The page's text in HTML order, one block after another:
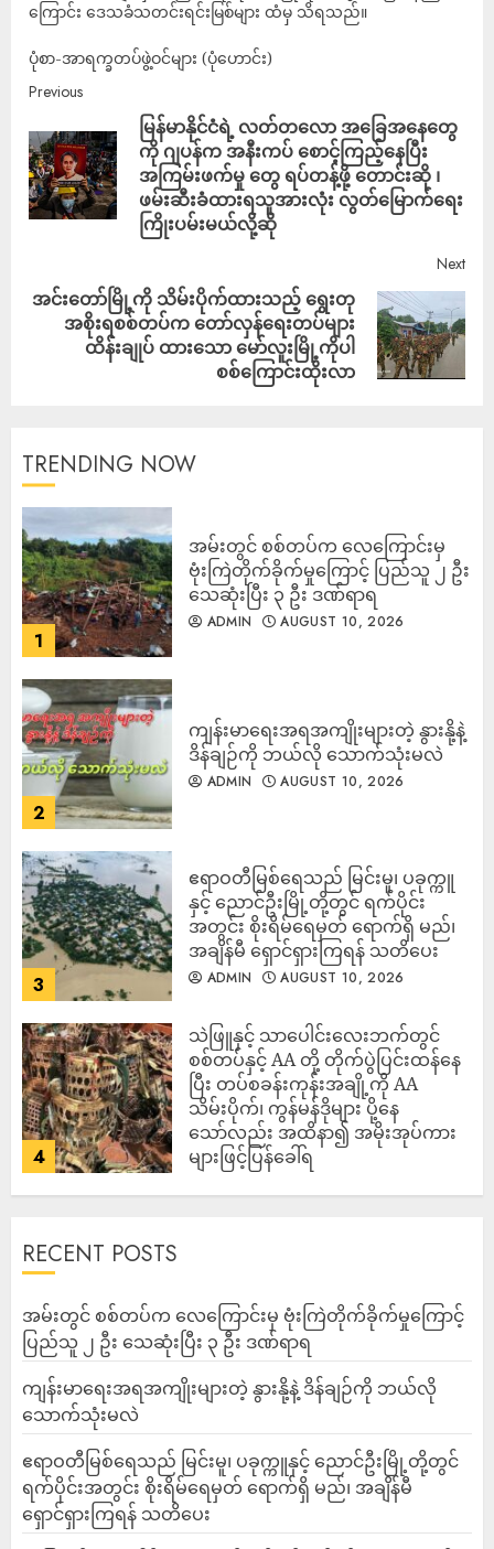
ကြောင်း ဒေသခံသတင်းရင်းမြစ်များ ထံမှ သိရသည်။
ပုံစာ-အာရက္ခတပ်ဖွဲ့ဝင်များ (ပုံဟောင်း)
Previous
မြန်မာနိုင်ငံရဲ့ လတ်တလော အခြေအနေတွေ
ကို ဂျပန်က အနီးကပ် စောင့်ကြည့်နေပြီး
အကြမ်းဖက်မှု တွေ ရပ်တန့်ဖို့ တောင်းဆို ၊
ဖမ်းဆီးခံထားရသူအားလုံး လွတ်မြောက်ရေး
ကြိုးပမ်းမယ်လို့ဆို
Next
အင်းတော်မြို့ကို သိမ်းပိုက်ထားသည့် ရွေးတု
အစိုးရစစ်တပ်က တော်လှန်ရေးတပ်များ
ထိန်းချုပ် ထားသော မော်လူးမြို့ကိုပါ
စစ်ကြောင်းထိုးလာ
TRENDING NOW
1
‎အမ်းတွင် စစ်တပ်က လေကြောင်းမှ
ဗုံးကြဲတိုက်ခိုက်မှုကြောင့် ပြည်သူ ၂ ဦး
သေဆုံးပြီး ၃ ဦး ဒဏ်ရာရ
ADMIN AUGUST 10, 2026
2
ကျန်းမာရေးအရအကျိုးများတဲ့ နွားနို့နဲ့
ဒိန်ချဉ်ကို ဘယ်လို သောက်သုံးမလဲ
ADMIN AUGUST 10, 2026
3
ဧရာဝတီမြစ်ရေသည် မြင်းမူ၊ ပခုက္ကူ
နှင့် ညောင်ဦးမြို့တို့တွင် ရက်ပိုင်း
အတွင်း စိုးရိမ်ရေမှတ် ရောက်ရှိ မည်၊
အချိန်မီ ရှောင်ရှားကြရန် သတိပေး
ADMIN AUGUST 10, 2026
4
သဲဖြူနှင့် သာပေါင်းလေးဘက်တွင်
စစ်တပ်နှင့် AA တို့ တိုက်ပွဲပြင်းထန်‌နေ
ပြီး တပ်စခန်းကုန်းအချို့ကို AA
သိမ်းပိုက်၊ ကွန်မန်ဒိုများ ပို့နေ
သော်လည်း အထိနာ၍ အမိုးအုပ်ကား
များဖြင့်ပြန်ခေါ်ရ
RECENT POSTS
‎အမ်းတွင် စစ်တပ်က လေကြောင်းမှ ဗုံးကြဲတိုက်ခိုက်မှုကြောင့်
ပြည်သူ ၂ ဦး သေဆုံးပြီး ၃ ဦး ဒဏ်ရာရ
ကျန်းမာရေးအရအကျိုးများတဲ့ နွားနို့နဲ့ ဒိန်ချဉ်ကို ဘယ်လို
သောက်သုံးမလဲ
ဧရာဝတီမြစ်ရေသည် မြင်းမူ၊ ပခုက္ကူနှင့် ညောင်ဦးမြို့တို့တွင်
ရက်ပိုင်းအတွင်း စိုးရိမ်ရေမှတ် ရောက်ရှိ မည်၊ အချိန်မီ
ရှောင်ရှားကြရန် သတိပေး